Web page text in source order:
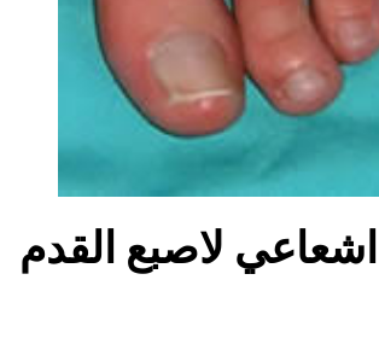
لاصبع القدم